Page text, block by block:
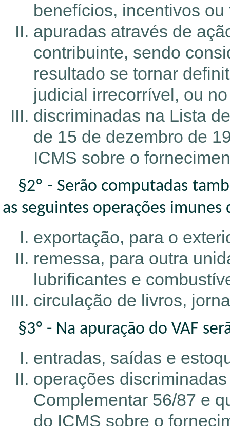
benefícios, incentivos
apuradas através de
contribuinte, sendo
resultado se tornar
judicial irrecorrível, ou
discriminadas na Lista
de 15 de dezembro de
ICMS sobre o
§2º - Serão computadas
as seguintes operações
exportação, para o
remessa, para outra
lubrificantes e
circulação de livros,
§3º - Na apuração do VAF
entradas, saídas e
operações
Complementar 56/87 e
do ICMS sobre o